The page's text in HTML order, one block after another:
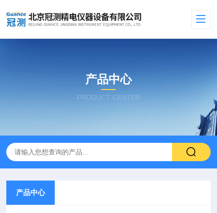
产品中心
PRODUCT CENTER
产品中心